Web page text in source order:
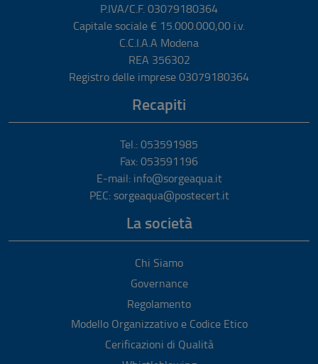
P.IVA/C.F. 03079180364
Capitale sociale € 15.000.000,00 i.v.
C.C.I.A.A Modena
REA 356302
Registro delle imprese 03079180364
Recapiti
Tel.: 053591985
Fax: 053591196
E-mail: info@sorgeaqua.it
PEC: sorgeaqua@postecert.it
La società
Chi Siamo
Governance
Regolamento
Modello Organizzativo e Codice Etico
Cerificazioni di Qualità